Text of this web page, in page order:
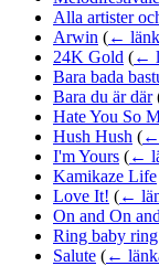
Alla artister
Arwin (←
24K Gold (←
Bara bada
Bara du är där
Hate You So
Hush Hush (←
I'm Yours (←
Kamikaze Life
Love It! (←
On and On
Ring baby ring
Salute (←